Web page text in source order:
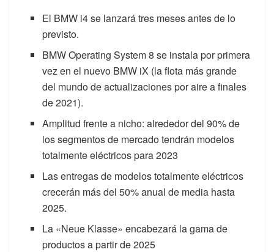
El BMW i4 se lanzará tres meses antes de lo
previsto.
BMW Operating System 8 se instala por primera
vez en el nuevo BMW iX (la flota más grande
del mundo de actualizaciones por aire a finales
de 2021).
Amplitud frente a nicho: alrededor del 90% de
los segmentos de mercado tendrán modelos
totalmente eléctricos para 2023
Las entregas de modelos totalmente eléctricos
crecerán más del 50% anual de media hasta
2025.
La «Neue Klasse» encabezará la gama de
productos a partir de 2025